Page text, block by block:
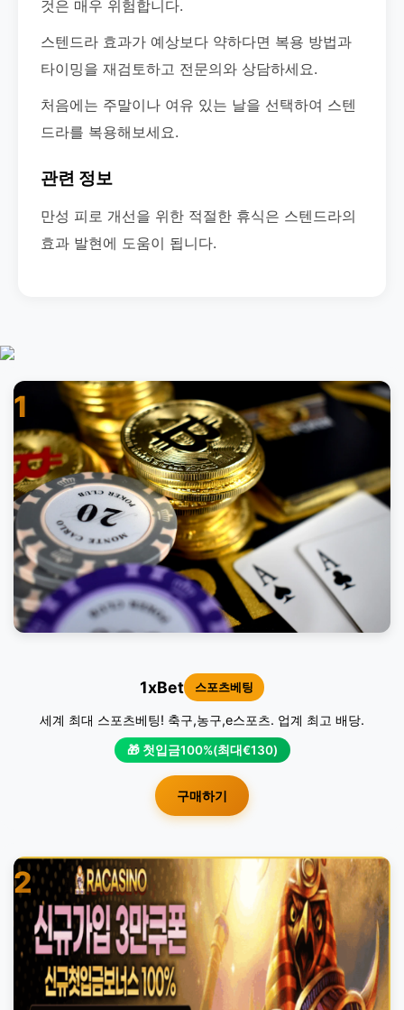
것은 매우 위험합니다.
스텐드라 효과가 예상보다 약하다면 복용 방법과
타이밍을 재검토하고 전문의와 상담하세요.
처음에는 주말이나 여유 있는 날을 선택하여 스텐
드라를 복용해보세요.
관련 정보
만성 피로 개선을 위한 적절한 휴식은 스텐드라의
효과 발현에 도움이 됩니다.
1
1xBet 스포츠베팅
세계 최대 스포츠베팅! 축구,농구,e스포츠. 업계 최고 배당.
🎁 첫입금100%(최대€130)
구매하기
2